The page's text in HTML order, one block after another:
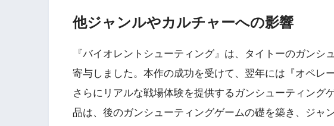
他ジャンルやカルチャーへの影響
『バイオレントシューティング』は、タイトーのガンシ
寄与しました。本作の成功を受けて、翌年には『オペレ
さらにリアルな戦場体験を提供するガンシューティング
品は、後のガンシューティングゲームの礎を築き、ジャ
2
Wii版『ドラゴンクエストX』シリ
ーズ初のオンライン化の挑戦
3
Wii版『クレイジークライマー
Wii』直感アクションと障害物突破